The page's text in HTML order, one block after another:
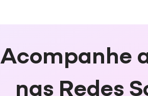
Acompanhe
nas Redes